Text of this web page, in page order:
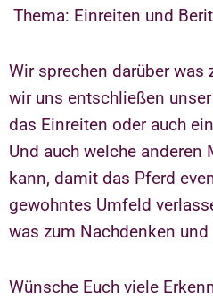
Thema: Einreiten und
Wir sprechen darüber was
wir uns entschließen
das Einreiten oder auch
Und auch welche
kann, damit das Pferd
gewohntes Umfeld
was zum Nachdenken und
Wünsche Euch viele